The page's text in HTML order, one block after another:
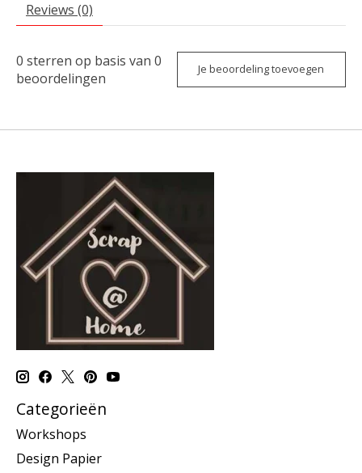
Reviews (0)
0 sterren op basis van 0
beoordelingen
Je beoordeling toevoegen
Categorieën
Workshops
Design Papier